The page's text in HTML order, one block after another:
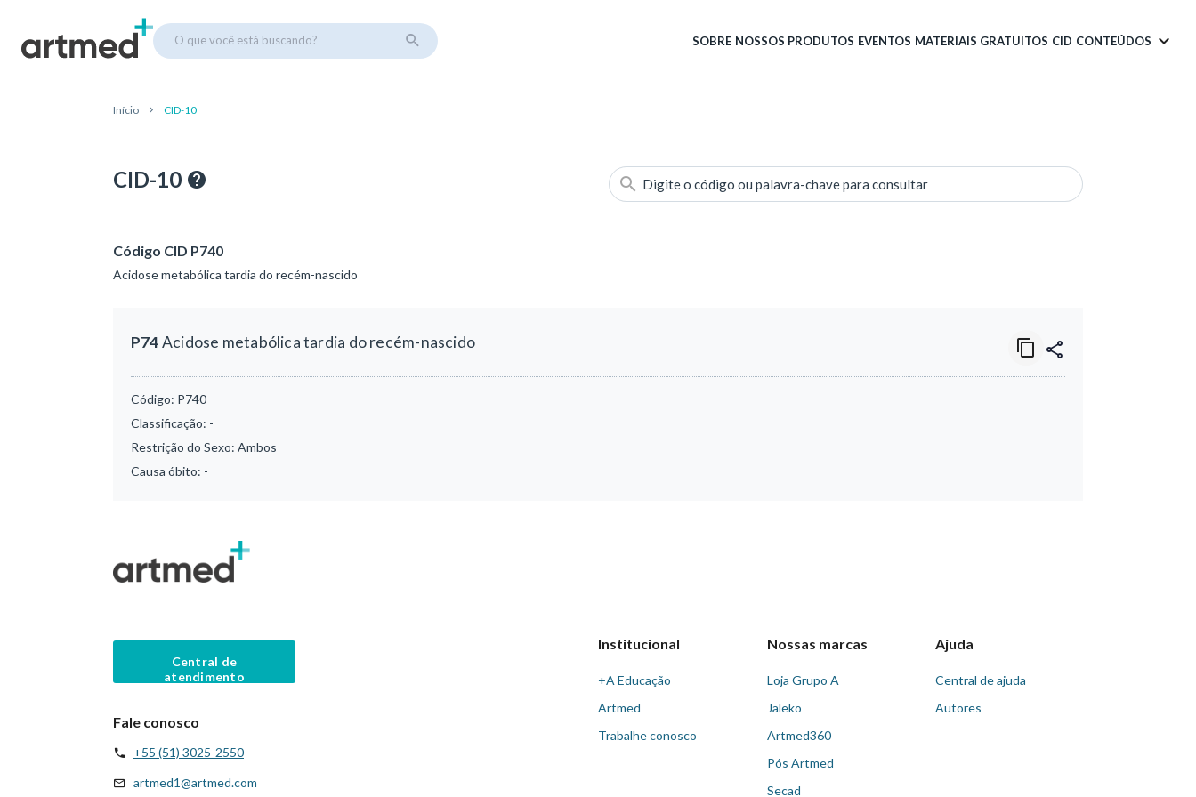
O que você está buscando? SOBRE NOSSOS PRODUTOS EVENTOS MATERIAIS GRATUITOS CID CONTEÚDOS
Início CID-10
CID-10 Digite o código ou palavra-chave para consultar
Código CID P740
Acidose metabólica tardia do recém-nascido
P74Acidose metabólica tardia do recém-nascido
Código: P740
Classificação: -
Restrição do Sexo: Ambos
Causa óbito: -
Central de
atendimento
Fale conosco
+55 (51) 3025-2550
artmed1@artmed.com
Institucional
+A Educação
Artmed
Trabalhe conosco
Nossas marcas
Loja Grupo A
Jaleko
Artmed360
Pós Artmed
Secad
Ajuda
Central de ajuda
Autores